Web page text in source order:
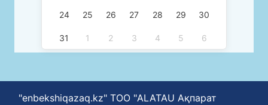
24 25 26 27 28 29 30
31 1 2 3 4 5 6
"enbekshiqazaq.kz" ТОО "ALATAU Ақпарат